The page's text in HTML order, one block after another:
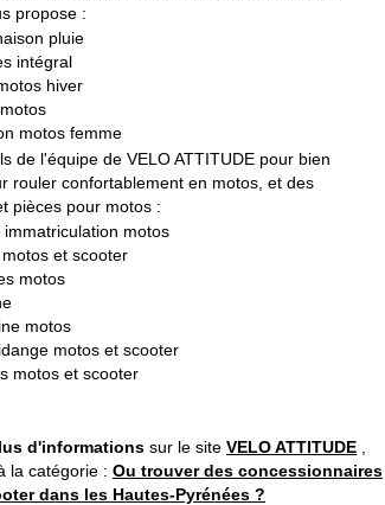
propose :
pluie
intégral
hiver
motos femme
de l'équipe de VELO ATTITUDE pour bien
rouler confortablement en motos, et des
pièces pour motos :
immatriculation motos
et scooter
motos
motos
motos et scooter
motos et scooter
d'informations sur le site VELO ATTITUDE
la catégorie : Ou trouver des concessionnaires
dans les Hautes-Pyrénées ?